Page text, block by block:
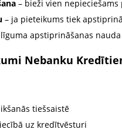
– bieži vien
– ja pieteikums tiek
apstiprināšanas
Nebanku
tiešsaistē
uz kredītvēsturi